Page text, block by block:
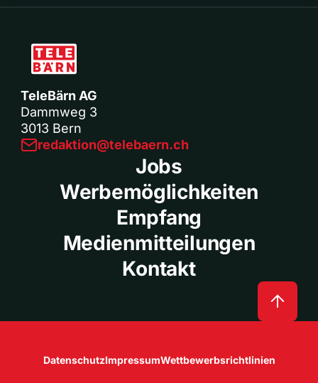
TeleBärn AG
Dammweg 3
3013 Bern
redaktion@telebaern.ch
Jobs
Werbemöglichkeiten
Empfang
Medienmitteilungen
Kontakt
DatenschutzImpressumWettbewerbsrichtlinien